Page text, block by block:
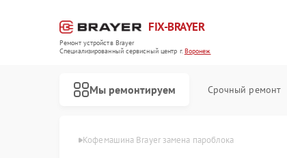
FIX-BRAYER
Ремонт устройств Brayer
Специализированный cервисный центр г.Воронеж
Мы ремонтируем Срочный ремонт
Brayer в Воронеже Кофемашина Brayer замена пароблока